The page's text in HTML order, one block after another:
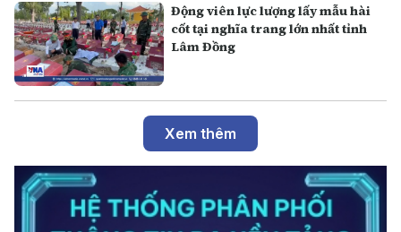
Động viên lực lượng lấy mẫu hài
cốt tại nghĩa trang lớn nhất tỉnh
Lâm Đồng
Xem thêm